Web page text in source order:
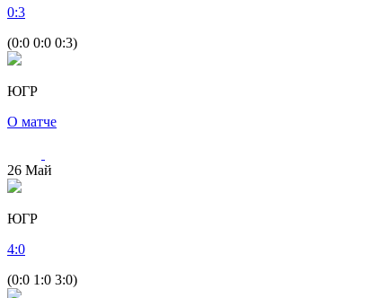
0:3
(0:0 0:0 0:3)
ЮГР
О матче
26 Май
ЮГР
4:0
(0:0 1:0 3:0)